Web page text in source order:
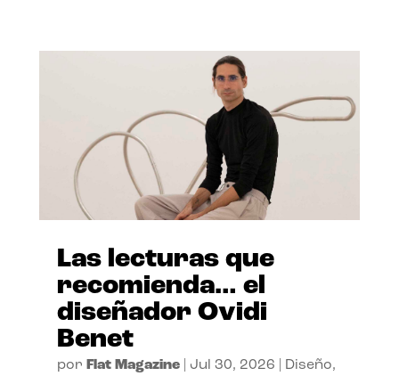
Las lecturas que
recomienda… el
diseñador Ovidi
Benet
por Flat Magazine| Jul 30, 2026 Diseño,